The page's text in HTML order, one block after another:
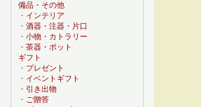
備品・その他
・ インテリア
・ 酒器・注器・片口
・ 小物・カトラリー
・ 茶器・ポット
ギフト
・ プレゼント
・ イベントギフト
・ 引き出物
・ ご贈答